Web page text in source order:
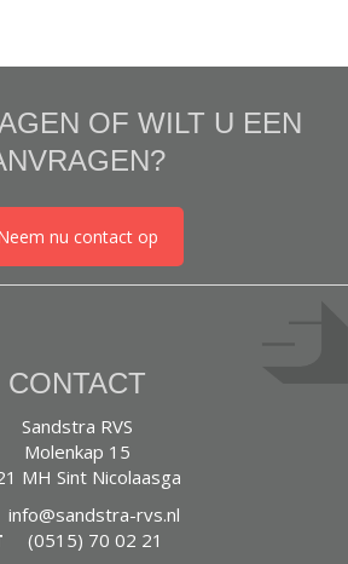
OF WILT U EEN
nu contact op
CONTACT
Sandstra RVS
Molenkap 15
MH Sint Nicolaasga
info@sandstra-rvs.nl
(0515) 70 02 21